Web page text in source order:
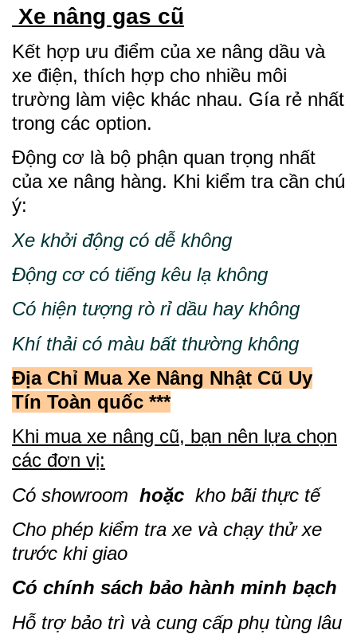
Xe nâng gas cũ
Kết hợp ưu điểm của xe nâng dầu và
xe điện, thích hợp cho nhiều môi
trường làm việc khác nhau. Gía rẻ nhất
trong các option.
Động cơ là bộ phận quan trọng nhất
của xe nâng hàng. Khi kiểm tra cần chú
ý:
Xe khởi động có dễ không
Động cơ có tiếng kêu lạ không
Có hiện tượng rò rỉ dầu hay không
Khí thải có màu bất thường không
Địa Chỉ Mua Xe Nâng Nhật Cũ Uy
Tín Toàn quốc ***
Khi mua xe nâng cũ, bạn nên lựa chọn
các đơn vị:
Có showroom hoặc kho bãi thực tế
Cho phép kiểm tra xe và chạy thử xe
trước khi giao
Có chính sách bảo hành minh bạch
Hỗ trợ bảo trì và cung cấp phụ tùng lâu